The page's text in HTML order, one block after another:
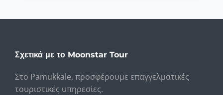
Σχετικά με το Moonstar Tour
Στο Pamukkale, προσφέρουμε επαγγελματικές
τουριστικές υπηρεσίες.